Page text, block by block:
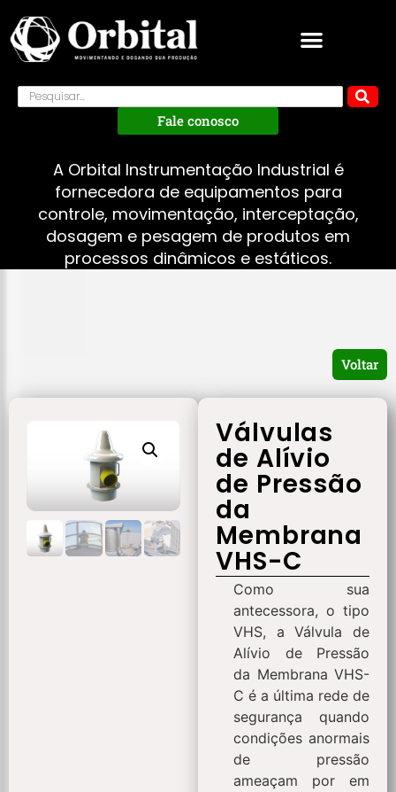
Fale conosco
A Orbital Instrumentação Industrial é
fornecedora de equipamentos para
controle, movimentação, interceptação,
dosagem e pesagem de produtos em
processos dinâmicos e estáticos.
Voltar
Válvulas
de Alívio
de Pressão
da
Membrana
VHS-C
Como sua
antecessora, o tipo
VHS, a Válvula de
Alívio de Pressão
da Membrana VHS-
C é a última rede de
segurança quando
condições anormais
de pressão
ameaçam por em